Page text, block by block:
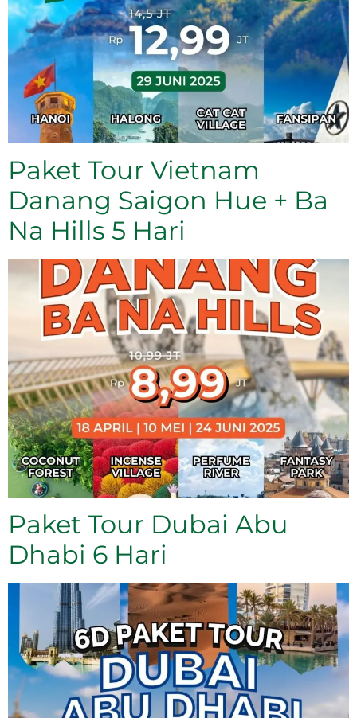
Paket Tour Vietnam
Danang Saigon Hue + Ba
Na Hills 5 Hari
Paket Tour Dubai Abu
Dhabi 6 Hari